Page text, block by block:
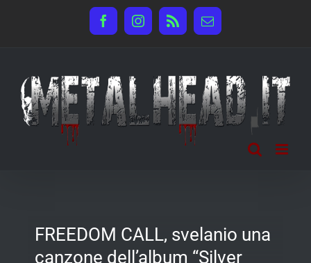
FacebookInstagram
Rss Email
FREEDOM CALL, svelanio una
canzone dell’album “Silver